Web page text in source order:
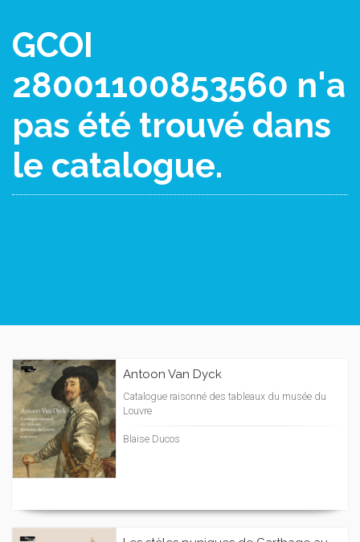
GCOI
28001100853560 n'a
pas été trouvé dans
le catalogue.
Antoon Van Dyck
Catalogue raisonné des tableaux du musée du
Louvre
Blaise Ducos